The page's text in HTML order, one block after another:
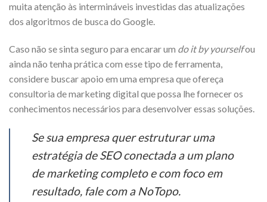
muita atenção às intermináveis investidas das atualizações
dos algoritmos de busca do Google.
Caso não se sinta seguro para encarar um do it by yourselfou
ainda não tenha prática com esse tipo de ferramenta,
considere buscar apoio em uma empresa que ofereça
consultoria de marketing digital que possa lhe fornecer os
conhecimentos necessários para desenvolver essas soluções.
Se sua empresa quer estruturar uma
estratégia de SEO conectada a um plano
de marketing completo e com foco em
resultado, fale com a NoTopo.